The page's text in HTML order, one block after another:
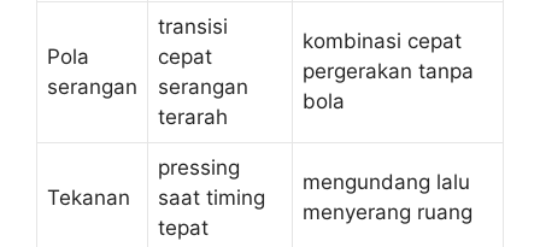
Pola
serangan
transisi
cepat
serangan
terarah
kombinasi cepat
pergerakan tanpa
bola
Tekanan
pressing
saat timing
tepat
mengundang lalu
menyerang ruang